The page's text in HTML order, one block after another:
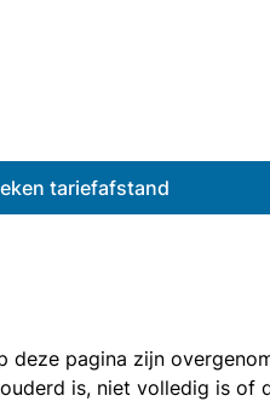
tariefafstand
deze pagina zijn
is, niet volledig is of